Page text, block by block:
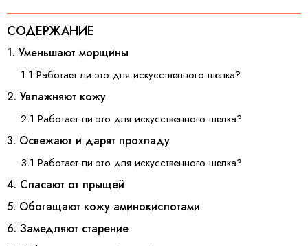
СОДЕРЖАНИЕ
1. Уменьшают морщины
1.1 Работает ли это для искусственного шелка?
2. Увлажняют кожу
2.1 Работает ли это для искусственного шелка?
3. Освежают и дарят прохладу
3.1 Работает ли это для искусcтвенного шелка?
4. Спасают от прыщей
5. Обогащают кожу аминокислотами
6. Замедляют старение